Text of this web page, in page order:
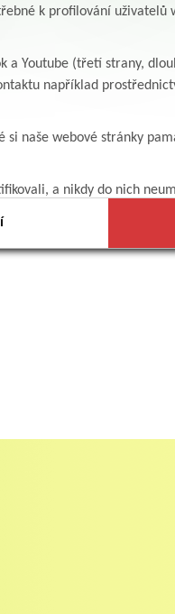
k profilování uživatelů
a Youtube (třetí strany,
například
naše webové stránky
a nikdy do nich